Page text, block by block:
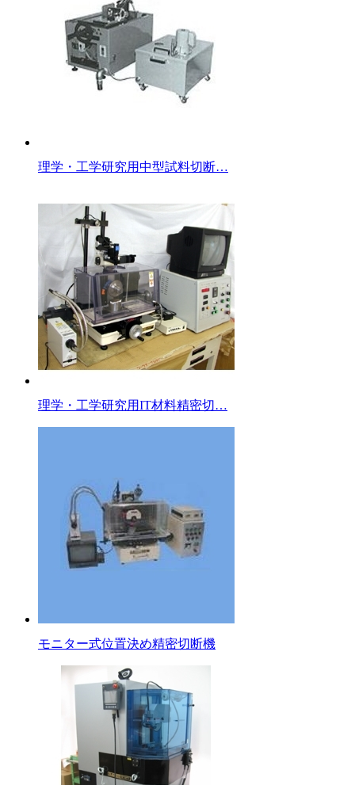
理学・工学研究用中型試料切断…
理学・工学研究用IT材料精密切…
モニター式位置決め精密切断機